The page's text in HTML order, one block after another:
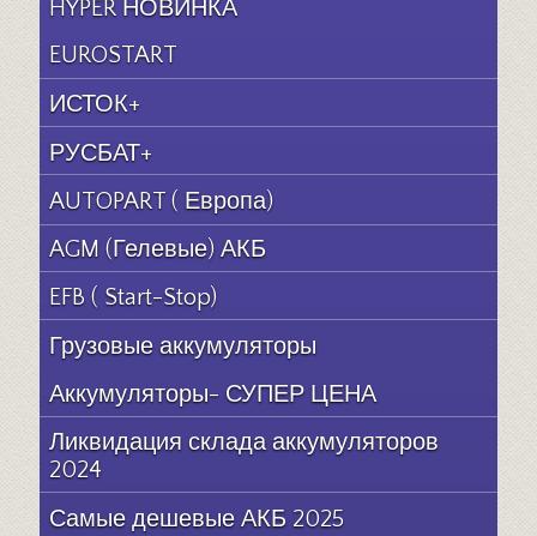
HYPER НОВИНКА
EUROSTART
ИСТОК+
РУСБАТ+
AUTOPART ( Европа)
AGM (Гелевые) АКБ
EFB ( Start-Stop)
Грузовые аккумуляторы
Аккумуляторы- СУПЕР ЦЕНА
Ликвидация склада аккумуляторов
2024
Самые дешевые АКБ 2025